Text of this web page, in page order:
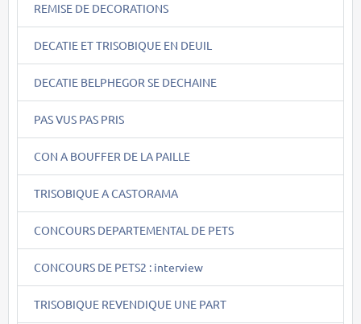
REMISE DE DECORATIONS
DECATIE ET TRISOBIQUE EN DEUIL
DECATIE BELPHEGOR SE DECHAINE
PAS VUS PAS PRIS
CON A BOUFFER DE LA PAILLE
TRISOBIQUE A CASTORAMA
CONCOURS DEPARTEMENTAL DE PETS
CONCOURS DE PETS2 : interview
TRISOBIQUE REVENDIQUE UNE PART